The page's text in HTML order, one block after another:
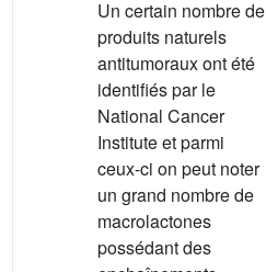
Un certain nombre de
produits naturels
antitumoraux ont été
identifiés par le
National Cancer
Institute et parmi
ceux-ci on peut noter
un grand nombre de
macrolactones
possédant des